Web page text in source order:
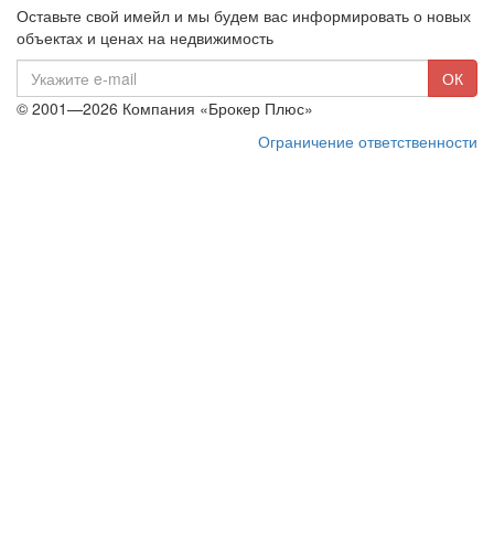
Оставьте свой имейл и мы будем вас информировать о новых
объектах и ценах на недвижимость
mail
ОК
© 2001—2026 Компания «Брокер Плюс»
Ограничение ответственности